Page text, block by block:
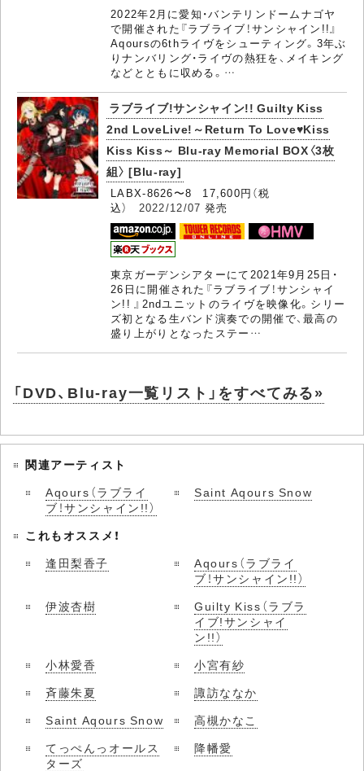
2022年2月に愛知・バンテリンドームナゴヤ
で開催された『ラブライブ！サンシャイン!!』
Aqoursの6thライヴをシューティング。3年ぶ
りナンバリング・ライヴの熱狂を、メイキング
などとともに収める。…
ラブライブ!サンシャイン!! Guilty Kiss
2nd LoveLive!～Return To Love♥Kiss
Kiss Kiss～ Blu-ray Memorial BOX〈3枚
組〉 [Blu-ray]
LABX-8626〜8 17,600円（税
込） 2022/12/07 発売
東京ガーデンシアターにて2021年9月25日・
26日に開催された『ラブライブ！サンシャイ
ン!! 』2ndユニットのライヴを映像化。シリー
ズ初となる生バンド演奏での開催で、最高の
盛り上がりとなったステー…
「DVD、Blu-ray一覧リスト」をすべてみる»
関連アーティスト
Aqours（ラブライ
ブ！サンシャイン!!）
Saint Aqours Snow
これもオススメ！
逢田梨香子
Aqours（ラブライ
ブ！サンシャイン!!）
伊波杏樹
Guilty Kiss（ラブラ
イブ!サンシャイ
ン!!）
小林愛香
小宮有紗
斉藤朱夏
諏訪ななか
Saint Aqours Snow
高槻かなこ
てっぺんっオールス
ターズ
降幡愛